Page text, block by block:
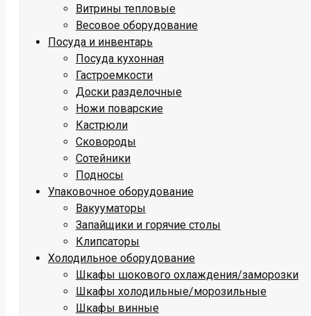
Витрины тепловые
Весовое оборудование
Посуда и инвентарь
Посуда кухонная
Гастроемкости
Доски разделочные
Ножи поварские
Кастрюли
Сковороды
Сотейники
Подносы
Упаковочное оборудование
Вакууматоры
Запайщики и горячие столы
Клипсаторы
Холодильное оборудование
Шкафы шокового охлаждения/заморозки
Шкафы холодильные/морозильные
Шкафы винные